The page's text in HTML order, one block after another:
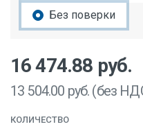
Без поверки
16 474.88 руб.
13 504.00 руб. (без
КОЛИЧЕСТВО